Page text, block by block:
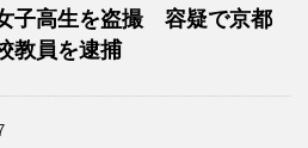
子高生を盗撮 容疑で京都
教員を逮捕